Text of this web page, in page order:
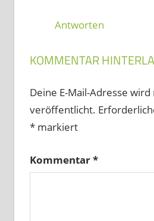
Antworten
KOMMENTAR
Deine E-Mail-Adresse wird
veröffentlicht.
*markiert
Kommentar*